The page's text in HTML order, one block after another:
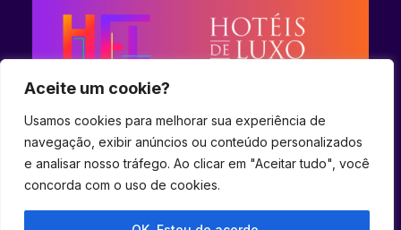
Aceite um cookie?
Usamos cookies para melhorar sua experiência de
navegação, exibir anúncios ou conteúdo personalizados
e analisar nosso tráfego. Ao clicar em "Aceitar tudo", você
concorda com o uso de cookies.
© 2023 Hel Ecossistema.